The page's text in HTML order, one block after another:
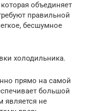
объединяет
правильной
бесшумное
холодильника.
прямо на самой
большой
является не